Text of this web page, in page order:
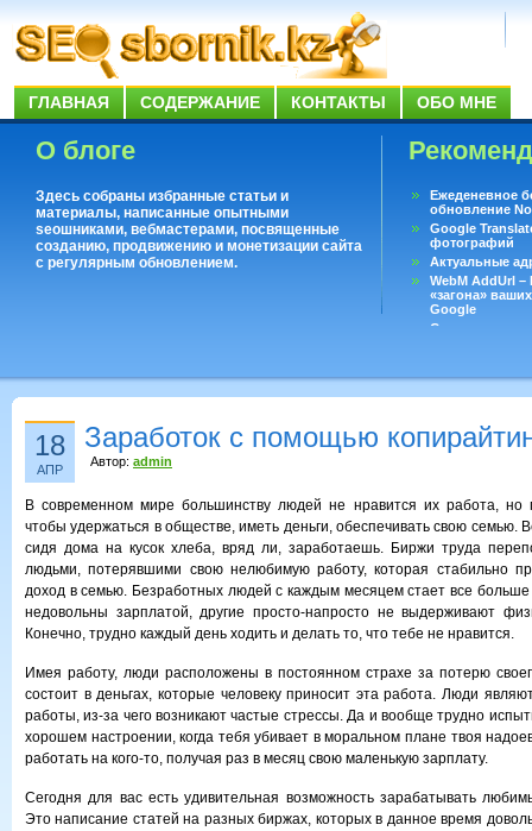
ГЛАВНАЯ СОДЕРЖАНИЕ КОНТАКТЫ ОБО МНЕ
О блоге
Здесь собраны избранные статьи и
материалы, написанные опытными
seoшниками, вебмастерами, посвященные
созданию, продвижению и монетизации сайта
с регулярным обновлением.
Ежеденевное
обновление
Google
фотографий
Актуальные
WebM AddUrl
«загона»
Google
Существует
18
АПР
Заработок с помощью
Автор: admin
В современном мире большинству людей не нравится их работа, но
чтобы удержаться в обществе, иметь деньги, обеспечивать свою семью.
сидя дома на кусок хлеба, вряд ли, заработаешь. Биржи труда
людьми, потерявшими свою нелюбимую работу, которая стабильно
доход в семью. Безработных людей с каждым месяцем стает все больше
недовольны зарплатой, другие просто-напросто не выдерживают
Конечно, трудно каждый день ходить и делать то, что тебе не нравится.
Имея работу, люди расположены в постоянном страхе за потерю
состоит в деньгах, которые человеку приносит эта работа. Люди
работы, из-за чего возникают частые стрессы. Да и вообще трудно
хорошем настроении, когда тебя убивает в моральном плане твоя
работать на кого-то, получая раз в месяц свою маленькую зарплату.
Сегодня для вас есть удивительная возможность зарабатывать
Это написание статей на разных биржах, которых в данное время